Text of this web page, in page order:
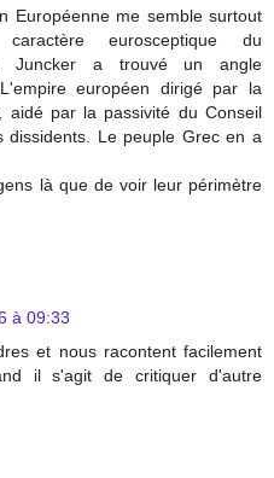
Européenne me semble surtout
eurosceptique du
Juncker a trouvé un angle
européen dirigé par la
aidé par la passivité du Conseil
dissidents. Le peuple Grec en a
là que de voir leur périmètre
à 09:33
et nous racontent facilement
il s'agit de critiquer d'autre